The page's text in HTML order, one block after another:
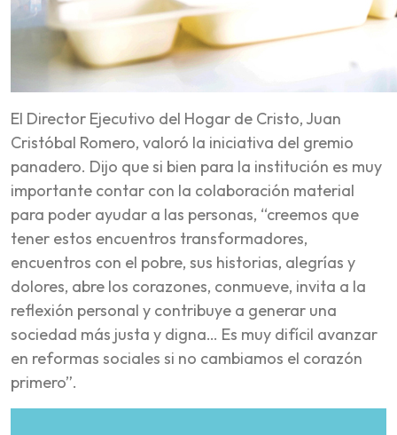
El Director Ejecutivo del Hogar de Cristo, Juan
Cristóbal Romero, valoró la iniciativa del gremio
panadero. Dijo que si bien para la institución es muy
importante contar con la colaboración material
para poder ayudar a las personas, “creemos que
tener estos encuentros transformadores,
encuentros con el pobre, sus historias, alegrías y
dolores, abre los corazones, conmueve, invita a la
reflexión personal y contribuye a generar una
sociedad más justa y digna… Es muy difícil avanzar
en reformas sociales si no cambiamos el corazón
primero”.